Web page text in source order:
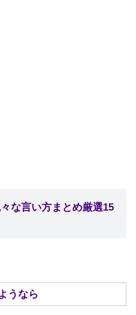
な言い方まとめ厳選15
うなら